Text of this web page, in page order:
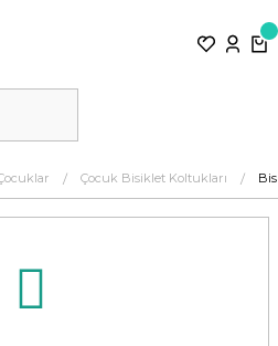
Çocuk Bisiklet Koltukları